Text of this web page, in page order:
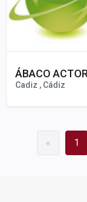
ÁBACO
Cadiz , Cádiz
« 1